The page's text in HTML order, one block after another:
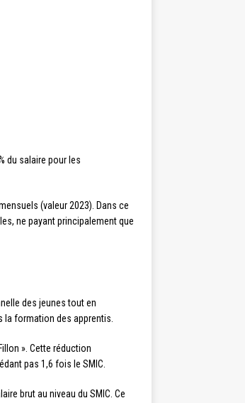
du salaire pour les
(valeur 2023). Dans ce
ne payant principalement que
des jeunes tout en
la formation des apprentis.
». Cette réduction
pas 1,6 fois le SMIC.
brut au niveau du SMIC. Ce